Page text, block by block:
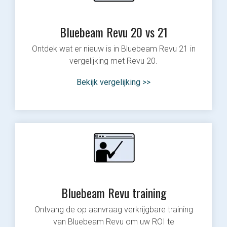
Bluebeam Revu 20 vs 21
Ontdek wat er nieuw is in Bluebeam Revu 21 in
vergelijking met Revu 20.
Bekijk vergelijking >>
Bluebeam Revu training
Ontvang de op aanvraag verkrijgbare training
van Bluebeam Revu om uw ROI te